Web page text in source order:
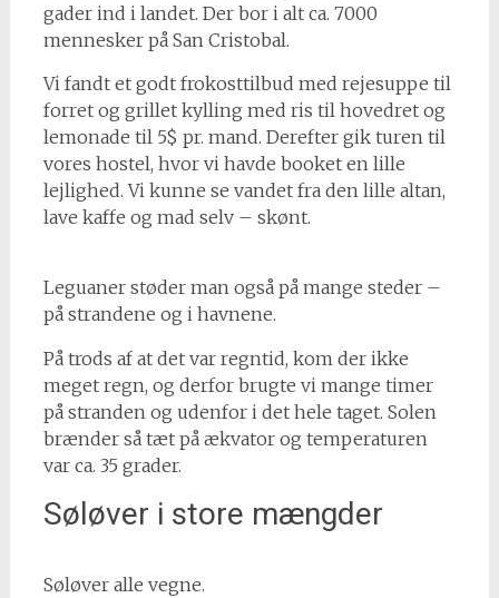
gader ind i landet. Der bor i alt ca. 7000
mennesker på San Cristobal.
Vi fandt et godt frokosttilbud med rejesuppe til
forret og grillet kylling med ris til hovedret og
lemonade til 5$ pr. mand. Derefter gik turen til
vores hostel, hvor vi havde booket en lille
lejlighed. Vi kunne se vandet fra den lille altan,
lave kaffe og mad selv – skønt.
Leguaner støder man også på mange steder –
på strandene og i havnene.
På trods af at det var regntid, kom der ikke
meget regn, og derfor brugte vi mange timer
på stranden og udenfor i det hele taget. Solen
brænder så tæt på ækvator og temperaturen
var ca. 35 grader.
Søløver i store mængder
Søløver alle vegne.